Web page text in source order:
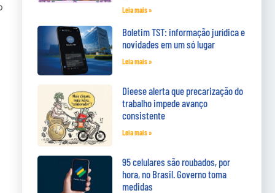
Leia mais »
Boletim TST: informação jurídica e
novidades em um só lugar
Leia mais »
Dieese alerta que precarização do
trabalho impede avanço
consistente
Leia mais »
95 celulares são roubados, por
hora, no Brasil. Governo toma
medidas